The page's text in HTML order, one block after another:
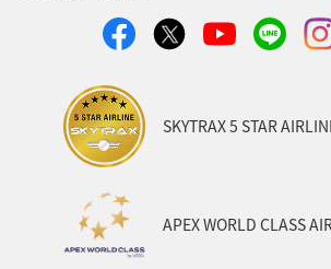
SKYTRAX 5 STAR
APEX WORLD CLASS